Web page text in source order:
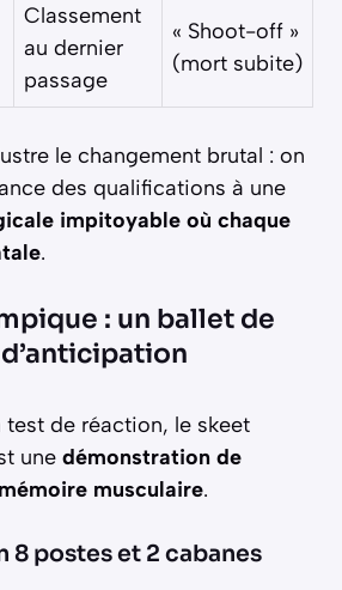
Classement
au dernier
passage
« Shoot-off »
(mort subite)
le changement brutal : on
des qualifications à une
impitoyable où chaque
.
: un ballet de
test de réaction, le skeet
une démonstration de
musculaire.
8 postes et 2 cabanes